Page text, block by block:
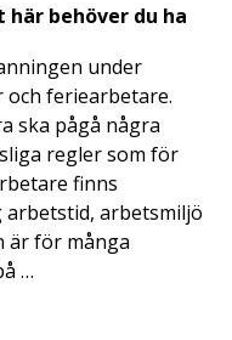
behöver du ha
under
och feriearbetare.
ska pågå några
regler som för
finns
arbetsmiljö
är för många
…